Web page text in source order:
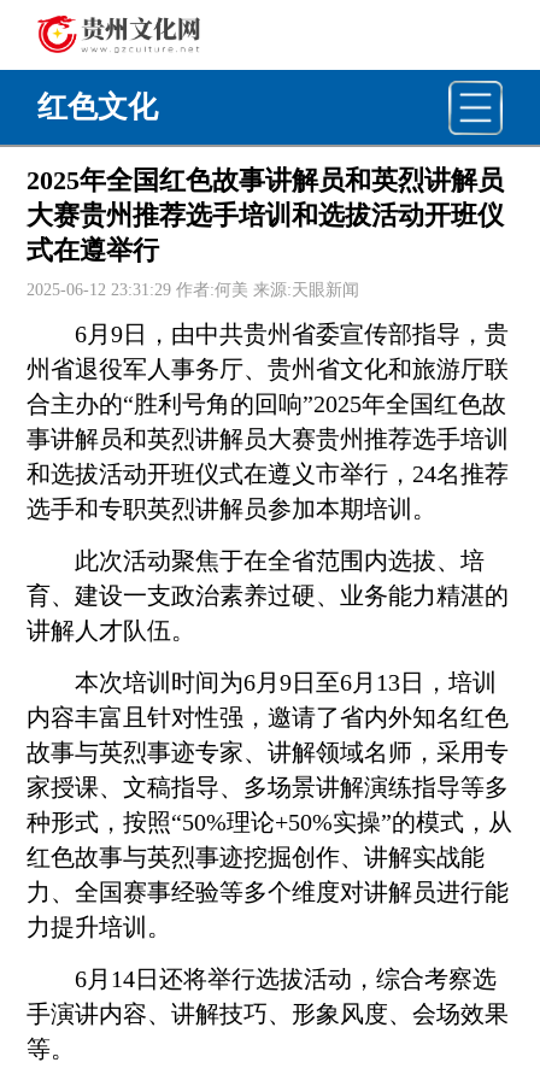
红色文化
2025年全国红色故事讲解员和英烈讲解员
大赛贵州推荐选手培训和选拔活动开班仪
式在遵举行
2025-06-12 23:31:29 作者:何美 来源:天眼新闻
6月9日，由中共贵州省委宣传部指导，贵
州省退役军人事务厅、贵州省文化和旅游厅联
合主办的“胜利号角的回响”2025年全国红色故
事讲解员和英烈讲解员大赛贵州推荐选手培训
和选拔活动开班仪式在遵义市举行，24名推荐
选手和专职英烈讲解员参加本期培训。
此次活动聚焦于在全省范围内选拔、培
育、建设一支政治素养过硬、业务能力精湛的
讲解人才队伍。
本次培训时间为6月9日至6月13日，培训
内容丰富且针对性强，邀请了省内外知名红色
故事与英烈事迹专家、讲解领域名师，采用专
家授课、文稿指导、多场景讲解演练指导等多
种形式，按照“50%理论+50%实操”的模式，从
红色故事与英烈事迹挖掘创作、讲解实战能
力、全国赛事经验等多个维度对讲解员进行能
力提升培训。
6月14日还将举行选拔活动，综合考察选
手演讲内容、讲解技巧、形象风度、会场效果
等。